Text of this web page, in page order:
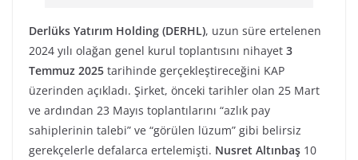
Derlüks Yatırım Holding (DERHL), uzun süre ertelenen
2024 yılı olağan genel kurul toplantısını nihayet 3
Temmuz 2025 tarihinde gerçekleştireceğini KAP
üzerinden açıkladı. Şirket, önceki tarihler olan 25 Mart
ve ardından 23 Mayıs toplantılarını “azlık pay
sahiplerinin talebi” ve “görülen lüzum” gibi belirsiz
gerekçelerle defalarca ertelemişti. Nusret Altınbaş 10